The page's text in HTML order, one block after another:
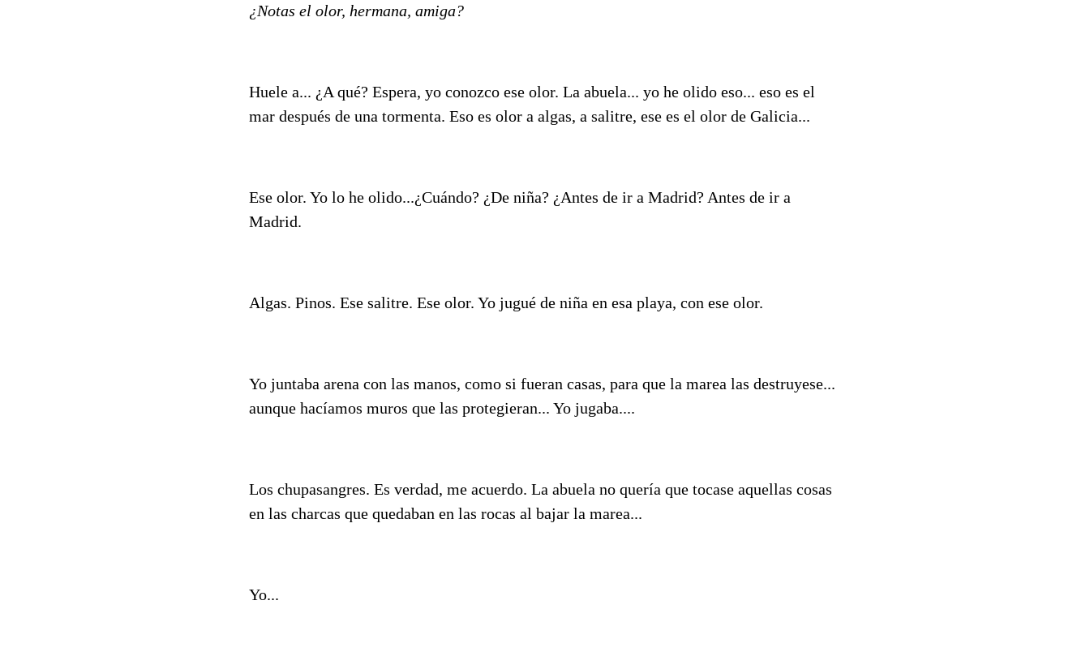
¿Notas el olor, hermana, amiga?
Huele a... ¿A qué? Espera, yo conozco ese olor. La abuela... yo he olido eso... eso es el
mar después de una tormenta. Eso es olor a algas, a salitre, ese es el olor de Galicia...
Ese olor. Yo lo he olido...¿Cuándo? ¿De niña? ¿Antes de ir a Madrid? Antes de ir a
Madrid.
Algas. Pinos. Ese salitre. Ese olor. Yo jugué de niña en esa playa, con ese olor.
Yo juntaba arena con las manos, como si fueran casas, para que la marea las destruyese...
aunque hacíamos muros que las protegieran... Yo jugaba....
Los chupasangres. Es verdad, me acuerdo. La abuela no quería que tocase aquellas cosas
en las charcas que quedaban en las rocas al bajar la marea...
Yo...